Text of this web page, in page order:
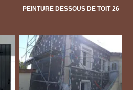
PEINTURE DESSOUS DE TOIT 26